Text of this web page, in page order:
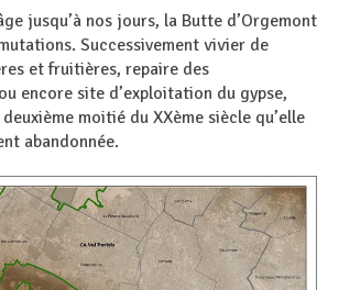
jusqu’à nos jours, la Butte d’Orgemont
Successivement vivier de
et fruitières, repaire des
encore site d’exploitation du gypse,
deuxième moitié du XXème siècle qu’elle
abandonnée.